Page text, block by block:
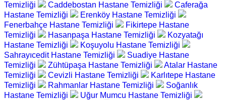
Temizliği
Caddebostan Hastane Temizliği
Caferağa
Hastane Temizliği
Erenköy Hastane Temizliği
Fenerbahçe Hastane Temizliği
Fikirtepe Hastane
Temizliği
Hasanpaşa Hastane Temizliği
Kozyatağı
Hastane Temizliği
Koşuyolu Hastane Temizliği
Sahrayıcedit Hastane Temizliği
Suadiye Hastane
Temizliği
Zühtüpaşa Hastane Temizliği
Atalar Hastane
Temizliği
Cevizli Hastane Temizliği
Karlıtepe Hastane
Temizliği
Rahmanlar Hastane Temizliği
Soğanlık
Hastane Temizliği
Uğur Mumcu Hastane Temizliği